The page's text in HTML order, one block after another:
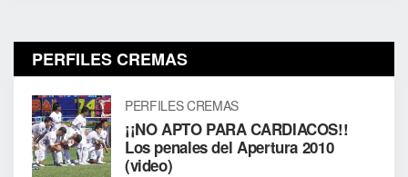
PERFILES CREMAS
PERFILES CREMAS
¡¡NO APTO PARA CARDIACOS!!
Los penales del Apertura 2010
(video)